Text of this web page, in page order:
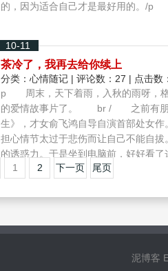
的，因为适合自己才是最好用的。/p
10-11
茶冷了，我再去给你续上
分类： 心情随记 | 评论数：27 | 点击数
p 周末，天下着雨，入秋的雨呀，格
的爱情故事片了。 br / 之前有朋友
生》，才女俞飞鸿自导自演首部处女
担心情节太过于悲伤而让自己不能自
的诱惑力。于是坐到电脑前，好好看
人。/p
1 2 下一页 尾页
泥博客